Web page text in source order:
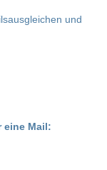
und
eine Mail: